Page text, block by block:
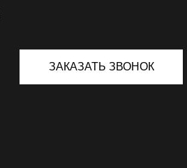
ЗАКАЗАТЬ ЗВОНОК